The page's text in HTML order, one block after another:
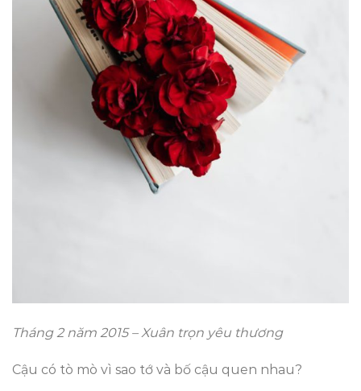
Tháng 2 năm 2015 – Xuân trọn yêu thương
Cậu có tò mò vì sao tớ và bố cậu quen nhau?